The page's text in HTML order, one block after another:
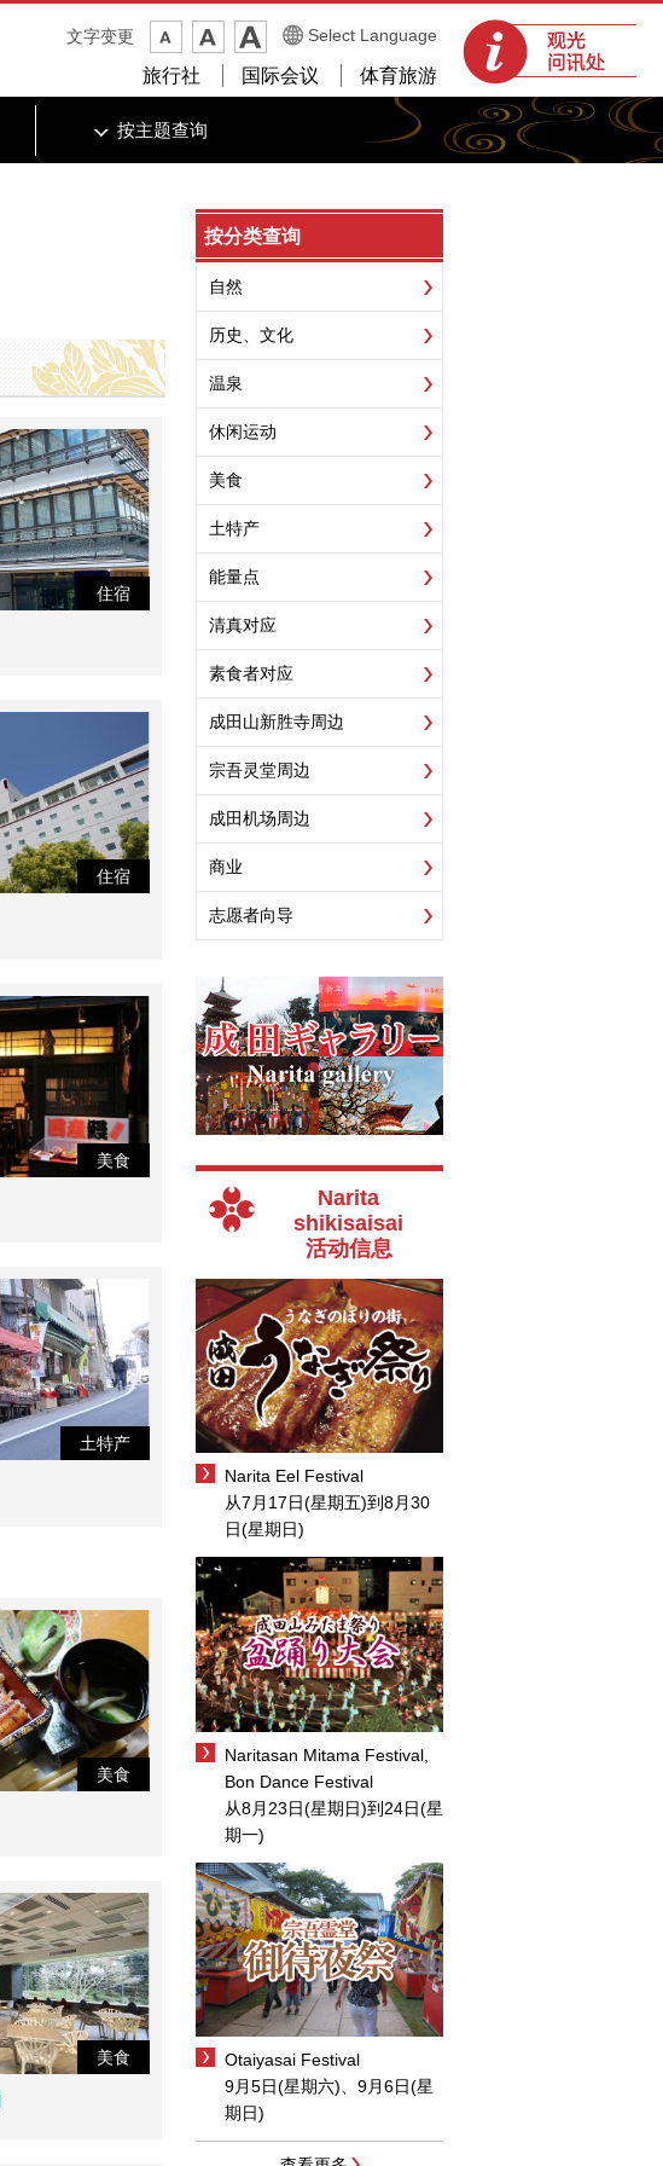
观光问讯处
文字变更 Select Language
旅行社 国际会议 体育旅游
按主题查询
住宿
住宿
美食
土特产
美食
美食
按分类查询
自然
历史、文化
温泉
休闲运动
美食
土特产
能量点
清真对应
素食者对应
成田山新胜寺周边
宗吾灵堂周边
成田机场周边
商业
志愿者向导
Narita
shikisaisai
活动信息
Narita Eel Festival
从7月17日(星期五)到8月30
日(星期日)
Naritasan Mitama Festival,
Bon Dance Festival
从8月23日(星期日)到24日(星
期一)
Otaiyasai Festival
9月5日(星期六)、9月6日(星
期日)